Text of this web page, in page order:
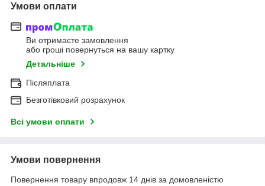
Умови оплати
Ви отримаєте замовлення
або гроші повернуться на вашу картку
Детальніше
Післяплата
Безготівковий розрахунок
Всі умови оплати
Умови повернення
Повернення товару впродовж 14 днів за домовленістю